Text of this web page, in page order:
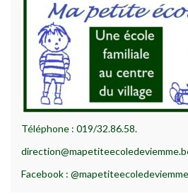
Téléphone : 019/32.86.58.
Facebook : @mapetiteecoledeviemme